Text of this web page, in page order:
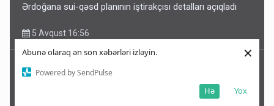
Abunə olaraq ən son xəbərləri izləyin.
Powered by SendPulse
Yox
Hə
×
Ərdoğana sui-qəsd planının iştirakçısı detalları açıqladı
5 Avqust 16:56